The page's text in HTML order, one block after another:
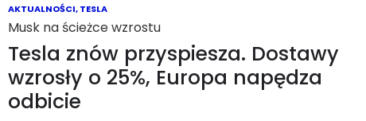
AKTUALNOŚCI,TESLA
Musk na ścieżce wzrostu
Tesla znów przyspiesza. Dostawy
wzrosły o 25%, Europa napędza
odbicie